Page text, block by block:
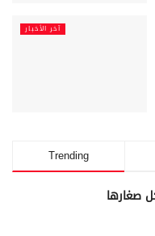
آخر الأخبار
Trending